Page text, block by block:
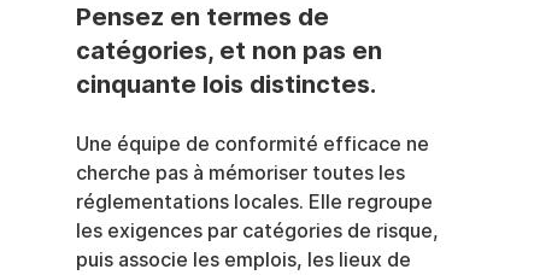
Pensez en termes de
catégories, et non pas en
cinquante lois distinctes.
Une équipe de conformité efficace ne
cherche pas à mémoriser toutes les
réglementations locales. Elle regroupe
les exigences par catégories de risque,
puis associe les emplois, les lieux de